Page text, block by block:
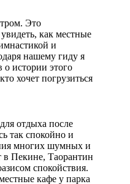
Это
как местные
и
нашему гиду я
о истории этого
хочет погрузиться
отдыха после
так спокойно и
многих шумных и
в Пекине, Таорантин
спокойствия.
кафе у парка